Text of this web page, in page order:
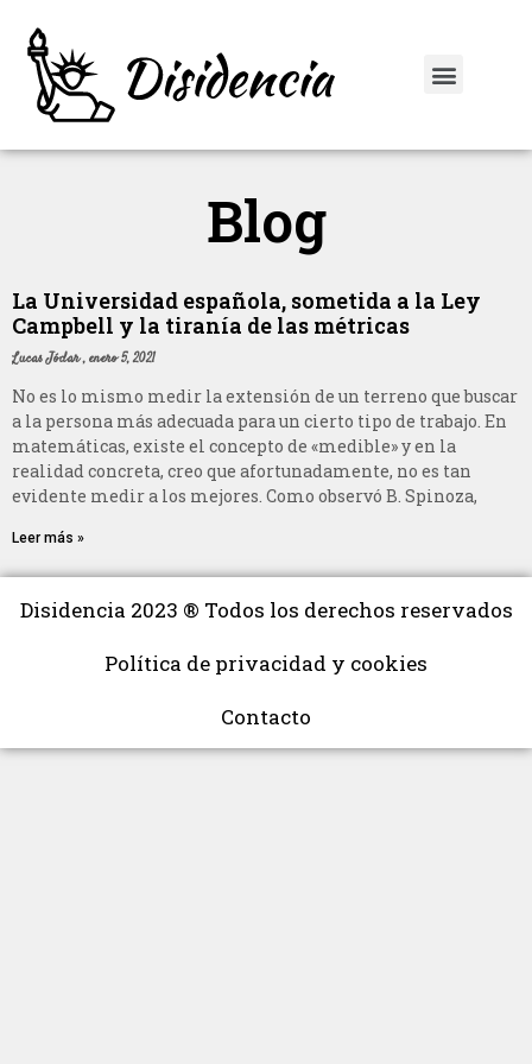
Blog
La Universidad española, sometida a la Ley
Campbell y la tiranía de las métricas
Lucas Jódar enero 5, 2021
No es lo mismo medir la extensión de un terreno que buscar
a la persona más adecuada para un cierto tipo de trabajo. En
matemáticas, existe el concepto de «medible» y en la
realidad concreta, creo que afortunadamente, no es tan
evidente medir a los mejores. Como observó B. Spinoza,
Leer más »
Disidencia 2023 ® Todos los derechos reservados
Política de privacidad y cookies
Contacto